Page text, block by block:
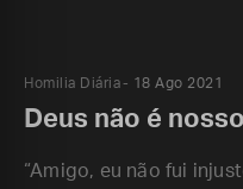
Homilia Diária 18 Ago 2021
Deus não é
“Amigo, eu não fui